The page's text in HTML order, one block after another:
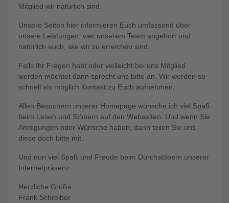
Mitglied wir natürlich sind.
Unsere Seiten hier informieren Euch umfassend über
unsere Leistungen, wer unserem Team angehört und
natürlich auch, wie wir zu erreichen sind.
Falls Ihr Fragen habt oder vielleicht bei uns Mitglied
werden möchtet dann sprecht uns bitte an. Wir werden so
schnell als möglich Kontakt zu Euch aufnehmen.
Allen Besuchern unserer Homepage wünsche ich viel Spaß
beim Lesen und Stöbern auf den Webseiten. Und wenn Sie
Anregungen oder Wünsche haben, dann teilen Sie uns
diese doch bitte mit.
Und nun viel Spaß und Freude beim Durchstöbern unserer
Internetpräsenz.
Herzliche Grüße
Frank Schreiber